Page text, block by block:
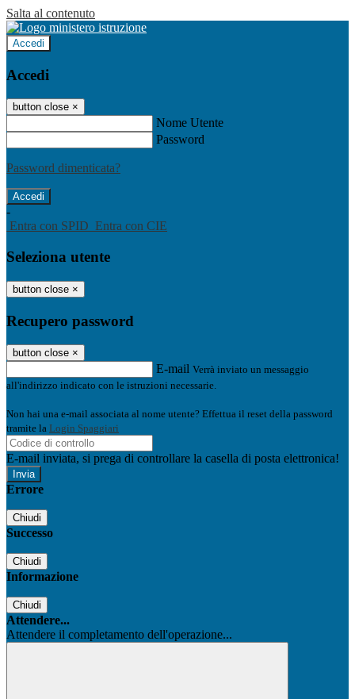
Salta al contenuto
Accedi
Accedi
button close ×
Nome Utente
Password
Password dimenticata?
-
Entra con SPID Entra con CIE
Seleziona utente
button close ×
Recupero password
button close ×
E-mail Verrà inviato un messaggio
all'indirizzo indicato con le istruzioni necessarie.
Non hai una e-mail associata al nome utente? Effettua il reset della password
tramite la Login Spaggiari
E-mail inviata, si prega di controllare la casella di posta elettronica!
Errore
Chiudi
Successo
Chiudi
Informazione
Chiudi
Attendere...
Attendere il completamento dell'operazione...